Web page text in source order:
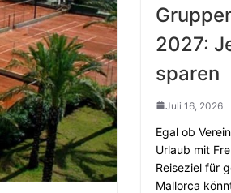
2027:
sparen
Juli 16, 2026
Egal ob
Urlaub mit
Reiseziel für
Mallorca